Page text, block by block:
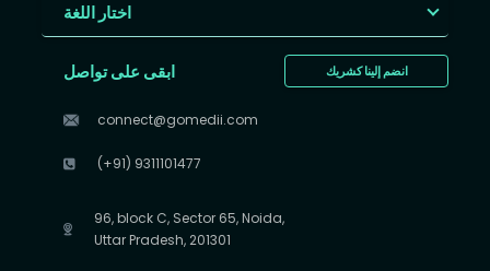
اختار اللغة
انضم إلينا كشريك ابقى على تواصل
connect@gomedii.com
(+91) 9311101477
96, block C, Sector 65, Noida,
Uttar Pradesh, 201301